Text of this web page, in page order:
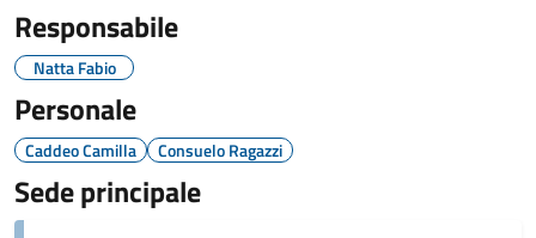
Responsabile
Natta Fabio
Personale
Caddeo Camilla Consuelo Ragazzi
Sede principale